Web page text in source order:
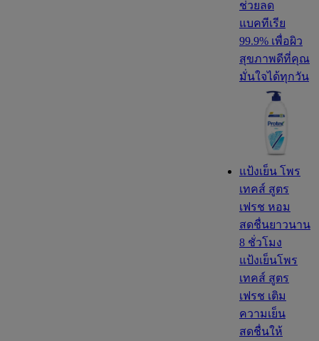
ช่วยลด
แบคทีเรีย
99.9% เพื่อผิว
สุขภาพดีที่คุณ
มั่นใจได้ทุกวัน
แป้งเย็น โพร
เทคส์ สูตร
เฟรช หอม
สดชื่นยาวนาน
8 ชั่วโมง
แป้งเย็นโพร
เทคส์ สูตร
เฟรช เติม
ความเย็น
สดชื่นให้